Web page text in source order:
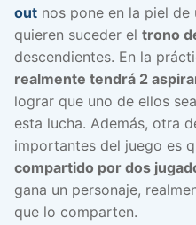
out nos pone en la piel de
quieren suceder el trono
descendientes. En la
realmente tendrá 2
lograr que uno de ellos
esta lucha. Además, otra
importantes del juego es
compartido por dos
gana un personaje,
que lo comparten.